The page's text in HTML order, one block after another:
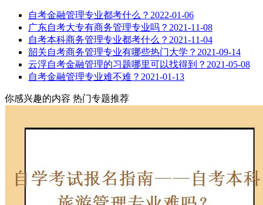
自考金融管理专业都考什么？ 2022-01-06
广东自考大专有商务管理专业吗？ 2021-11-08
自考本科商务管理专业都考什么？ 2021-11-04
韶关自考商务管理专业有哪些热门大学？ 2021-09-14
云浮自考金融管理的习题哪里可以找得到？ 2021-05-08
自考金融管理专业难不难？ 2021-01-13
你感兴趣的内容 热门专题推荐